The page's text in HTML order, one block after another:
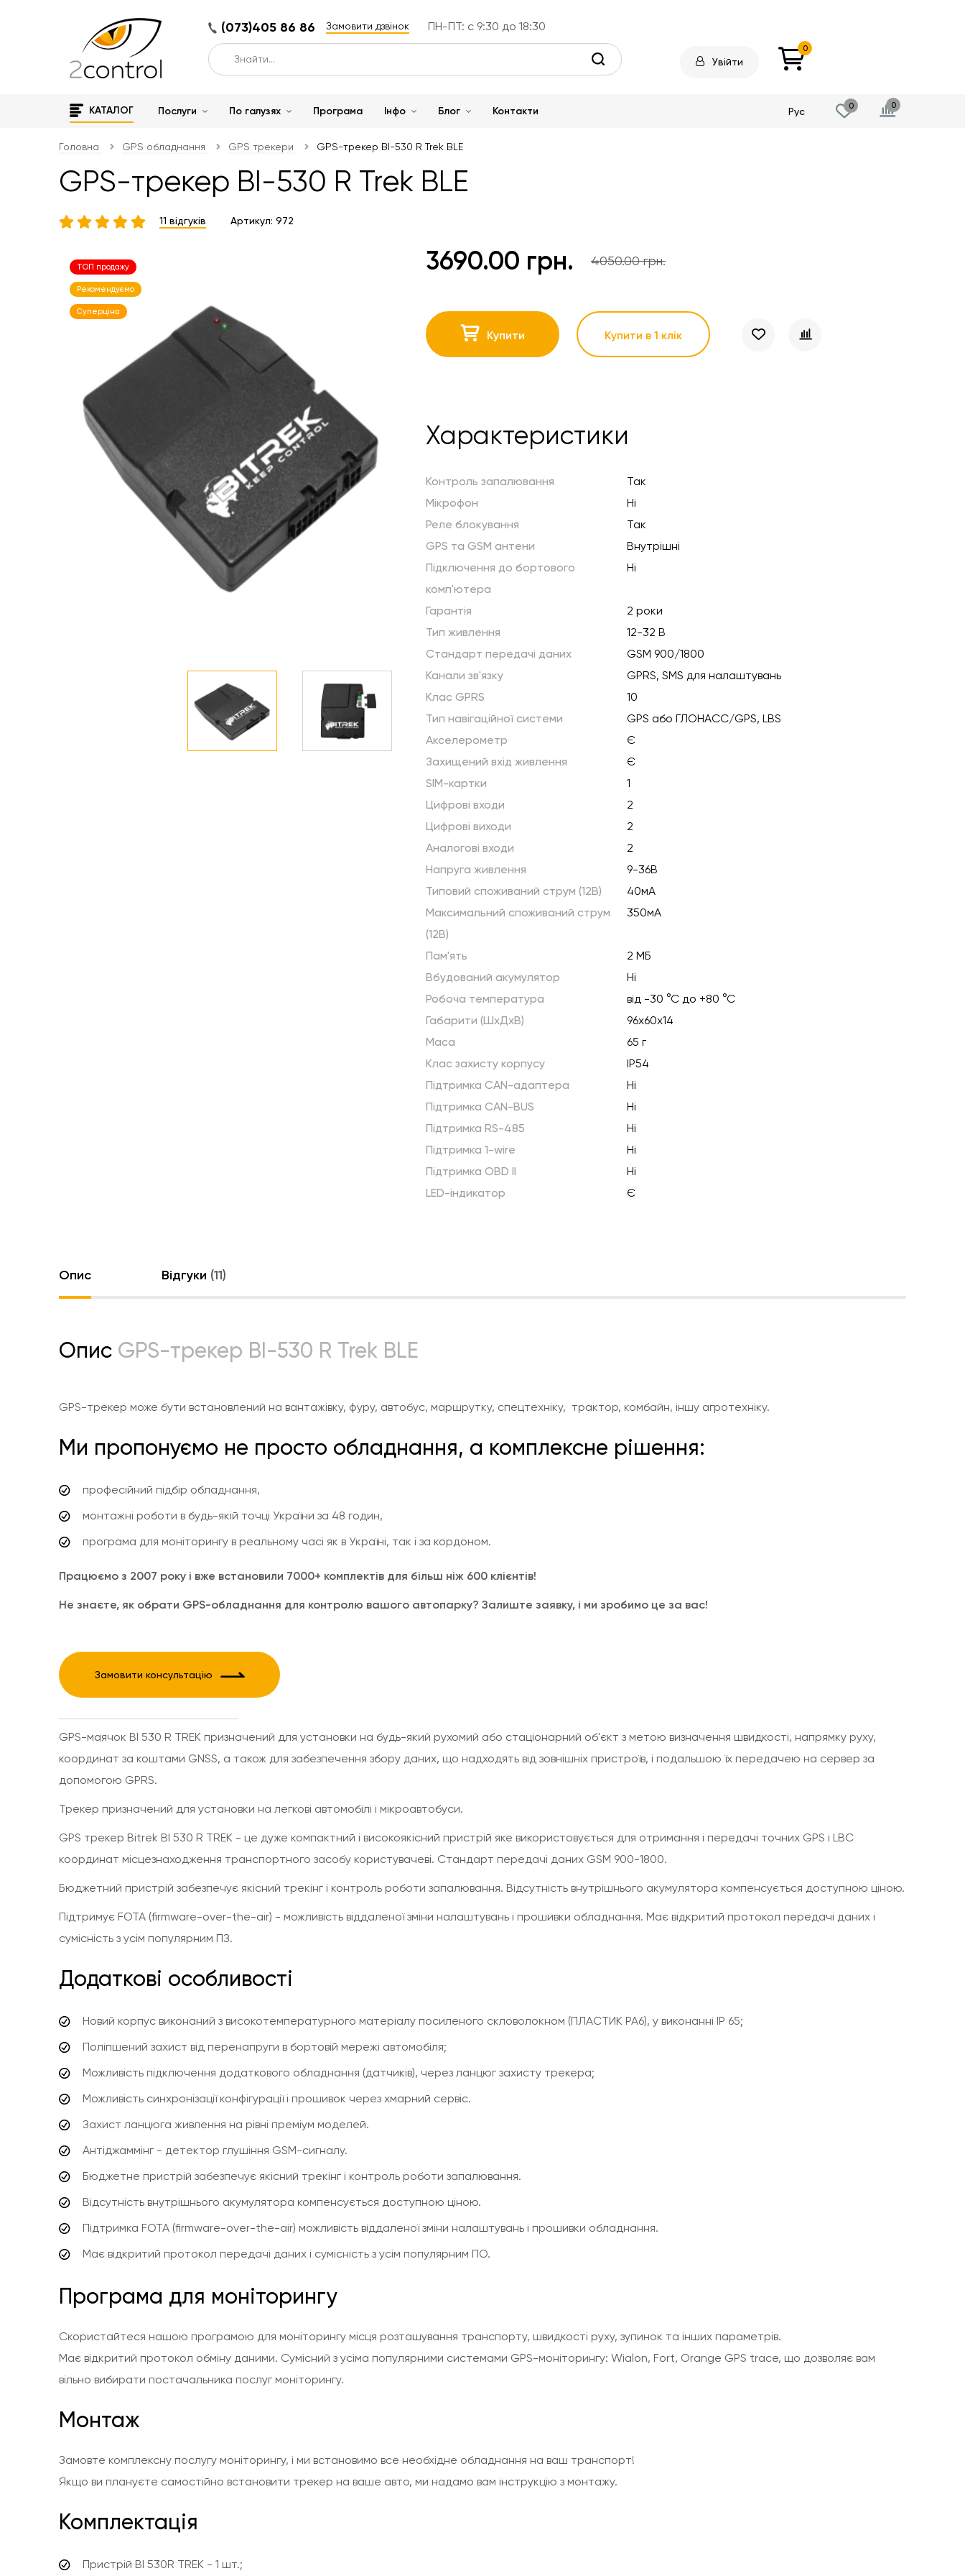
(073)405 86 86 Замовити дзвінок ПН-ПТ: с 9:30 до 18:30
Увійти
0
КАТАЛОГ Послуги По галузях Програма Інфо Блог Контакти Рус
0 0
Головна GPS обладнання GPS трекери GPS-трекер ВІ-530 R Trek BLE
GPS-трекер ВІ-530 R Trek BLE
11 відгуків Артикул: 972
ТОП продажу
Рекомендуємо
Суперціна
3690.00 грн. 4050.00 грн.
Купити Купити в 1 клік
Характеристики
Контроль запалювання
Так
Мікрофон
Ні
Реле блокування
Так
GPS та GSM антени
Внутрішні
Підключення до бортового
комп'ютера
Ні
Гарантія
2 роки
Тип живлення
12-32 В
Стандарт передачі даних
GSM 900/1800
Канали зв'язку
GPRS, SMS для налаштувань
Клас GPRS
10
Тип навігаційної системи
GPS або ГЛОНАСС/GPS, LBS
Акселерометр
Є
Захищений вхід живлення
Є
SIM-картки
1
Цифрові входи
2
Цифрові виходи
2
Аналогові входи
2
Напруга живлення
9-36В
Типовий споживаний струм (12В)
40мА
Максимальний споживаний струм
(12В)
350мА
Пам'ять
2 МБ
Вбудований акумулятор
Ні
Робоча температура
від -30 °С до +80 °С
Габарити (ШхДхВ)
96х60х14
Маса
65 г
Клас захисту корпусу
IP54
Підтримка CAN-адаптера
Ні
Підтримка CAN-BUS
Ні
Підтримка RS-485
Ні
Підтримка 1-wire
Ні
Підтримка OBD II
Ні
LED-індикатор
Є
Опис Відгуки (11)
Опис GPS-трекер ВІ-530 R Trek BLE
GPS-трекер може бути встановлений на вантажівку, фуру, автобус, маршрутку, спецтехніку, трактор, комбайн, іншу агротехніку.
Ми пропонуємо не просто обладнання, а комплексне рішення:
професійний підбір обладнання,
монтажні роботи в будь-якій точці України за 48 годин,
програма для моніторингу в реальному часі як в Україні, так і за кордоном.
Працюємо з 2007 року і вже встановили 7000+ комплектів для більш ніж 600 клієнтів!
Не знаєте, як обрати GPS-обладнання для контролю вашого автопарку? Залиште заявку, і ми зробимо це за вас!
Замовити консультацію
GPS-маячок BI 530 R TREK призначений для установки на будь-який рухомий або стаціонарний об'єкт з метою визначення швидкості, напрямку руху,
координат за коштами GNSS, а також для забезпечення збору даних, що надходять від зовнішніх пристроїв, і подальшою їх передачею на сервер за
допомогою GPRS.
Трекер призначений для установки на легкові автомобілі і мікроавтобуси.
GPS трекер Bitrek BI 530 R TREK - це дуже компактний і високоякісний пристрій яке використовується для отримання і передачі точних GPS і LBC
координат місцезнаходження транспортного засобу користувачеві. Стандарт передачі даних GSM 900-1800.
Бюджетний пристрій забезпечує якісний трекінг і контроль роботи запалювання. Відсутність внутрішнього акумулятора компенсується доступною ціною.
Підтримує FOTA (firmware-over-the-air) - можливість віддаленої зміни налаштувань і прошивки обладнання. Має відкритий протокол передачі даних і
сумісність з усім популярним ПЗ.
Додаткові особливості
Новий корпус виконаний з високотемпературного матеріалу посиленого скловолокном (ПЛАСТИК РА6), у виконанні IP 65;
Поліпшений захист від перенапруги в бортовій мережі автомобіля;
Можливість підключення додаткового обладнання (датчиків), через ланцюг захисту трекера;
Можливість синхронізації конфігурації і прошивок через хмарний сервіс.
Захист ланцюга живлення на рівні преміум моделей.
Антіджаммінг - детектор глушіння GSM-сигналу.
Бюджетне пристрій забезпечує якісний трекінг і контроль роботи запалювання.
Відсутність внутрішнього акумулятора компенсується доступною ціною.
Підтримка FOTA (firmware-over-the-air) можливість віддаленої зміни налаштувань і прошивки обладнання.
Має відкритий протокол передачі даних і сумісність з усім популярним ПО.
Програма для моніторингу
Скористайтеся нашою програмою для моніторингу місця розташування транспорту, швидкості руху, зупинок та інших параметрів.
Має відкритий протокол обміну даними. Сумісний з усіма популярними системами GPS-моніторингу: Wialon, Fort, Orange GPS trace, що дозволяє вам
вільно вибирати постачальника послуг моніторингу.
Монтаж
Замовте комплексну послугу моніторингу, і ми встановимо все необхідне обладнання на ваш транспорт!
Якщо ви плануєте самостійно встановити трекер на ваше авто, ми надамо вам інструкцію з монтажу.
Комплектація
Пристрій BI 530R TREK - 1 шт.;